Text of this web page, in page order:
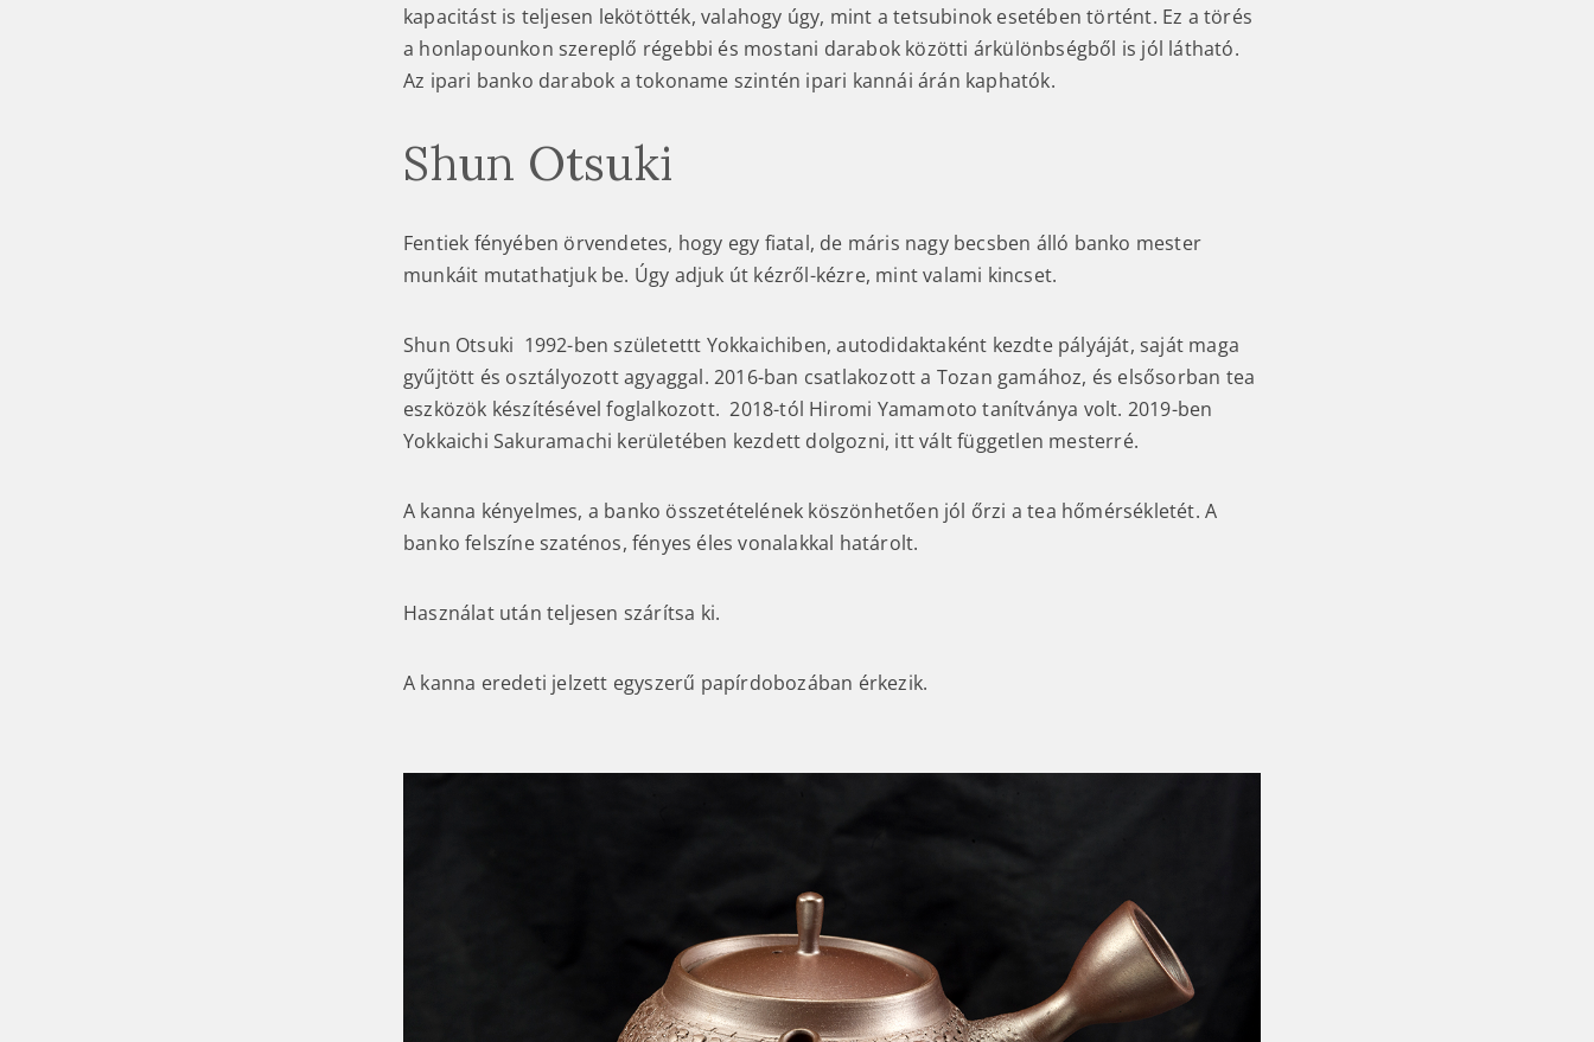
kapacitást is teljesen lekötötték, valahogy úgy, mint a tetsubinok esetében történt. Ez a törés
a honlapounkon szereplő régebbi és mostani darabok közötti árkülönbségből is jól látható.
Az ipari banko darabok a tokoname szintén ipari kannái árán kaphatók.
Shun Otsuki
Fentiek fényében örvendetes, hogy egy fiatal, de máris nagy becsben álló banko mester
munkáit mutathatjuk be. Úgy adjuk út kézről-kézre, mint valami kincset.
Shun Otsuki 1992-ben születettt Yokkaichiben, autodidaktaként kezdte pályáját, saját maga
gyűjtött és osztályozott agyaggal. 2016-ban csatlakozott a Tozan gamához, és elsősorban tea
eszközök készítésével foglalkozott. 2018-tól Hiromi Yamamoto tanítványa volt. 2019-ben
Yokkaichi Sakuramachi kerületében kezdett dolgozni, itt vált független mesterré.
A kanna kényelmes, a banko összetételének köszönhetően jól őrzi a tea hőmérsékletét. A
banko felszíne szaténos, fényes éles vonalakkal határolt.
Használat után teljesen szárítsa ki.
A kanna eredeti jelzett egyszerű papírdobozában érkezik.